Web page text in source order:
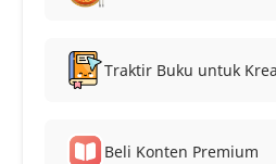
Traktir Buku untuk
Beli Konten Premium